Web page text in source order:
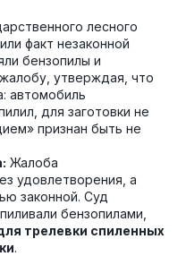
лесного
факт незаконной
бензопилы и
утверждая, что
автомобиль
для заготовки не
признан быть не
Жалоба
удовлетворения, а
законной. Суд
бензопилами,
трелевки спиленных
.